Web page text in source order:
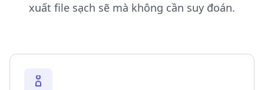
xuất file sạch sẽ mà không cần suy đoán.